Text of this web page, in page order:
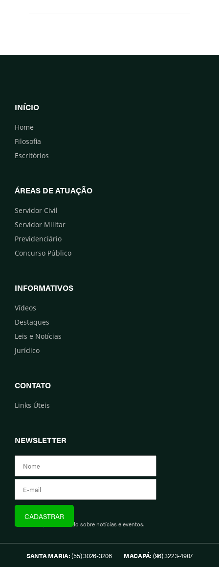
INÍCIO
Home
Filosofia
Escritórios
ÁREAS DE ATUAÇÃO
Servidor Civil
Servidor Militar
Previdenciário
Concurso Público
INFORMATIVOS
Vídeos
Destaques
Leis e Notícias
Jurídico
CONTATO
Links Úteis
NEWSLETTER
Assine e fique informado sobre notícias e eventos.
SANTA MARIA:(55) 3026-3206 MACAPÁ: (96) 3223-4907